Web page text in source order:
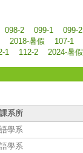
098-2 099-1 099-2
2018-暑假 107-1
1 112-2 2024-暑假
系所
學系
學系